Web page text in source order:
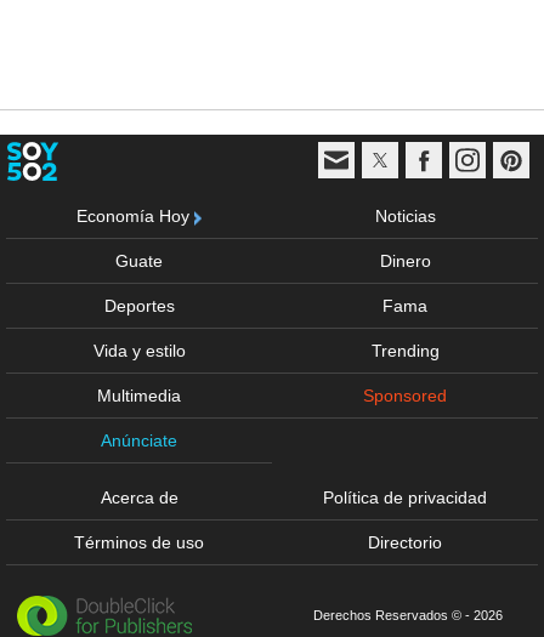
Economía Hoy Noticias
Guate Dinero
Deportes Fama
Vida y estilo Trending
Multimedia Sponsored
Anúnciate
Acerca de Política de privacidad
Términos de uso Directorio
Derechos Reservados © - 2026